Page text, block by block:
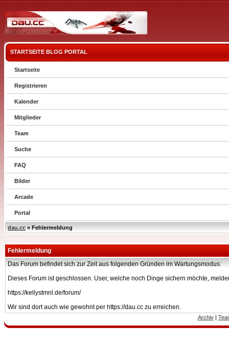
STARTSEITE BLOG PORTAL
Startseite
Registrieren
Kalender
Mitglieder
Team
Suche
FAQ
Bilder
Arcade
Portal
dau.cc » Fehlermeldung
Fehlermeldung
Das Forum befindet sich zur Zeit aus folgenden Gründen im Wartungsmodus:
Dieses Forum ist geschlossen. User, welche noch Dinge sichern möchte,
https://kellystmnl.de/forum/
Wir sind dort auch wie gewohnt per https://dau.cc zu erreichen.
Archiv|